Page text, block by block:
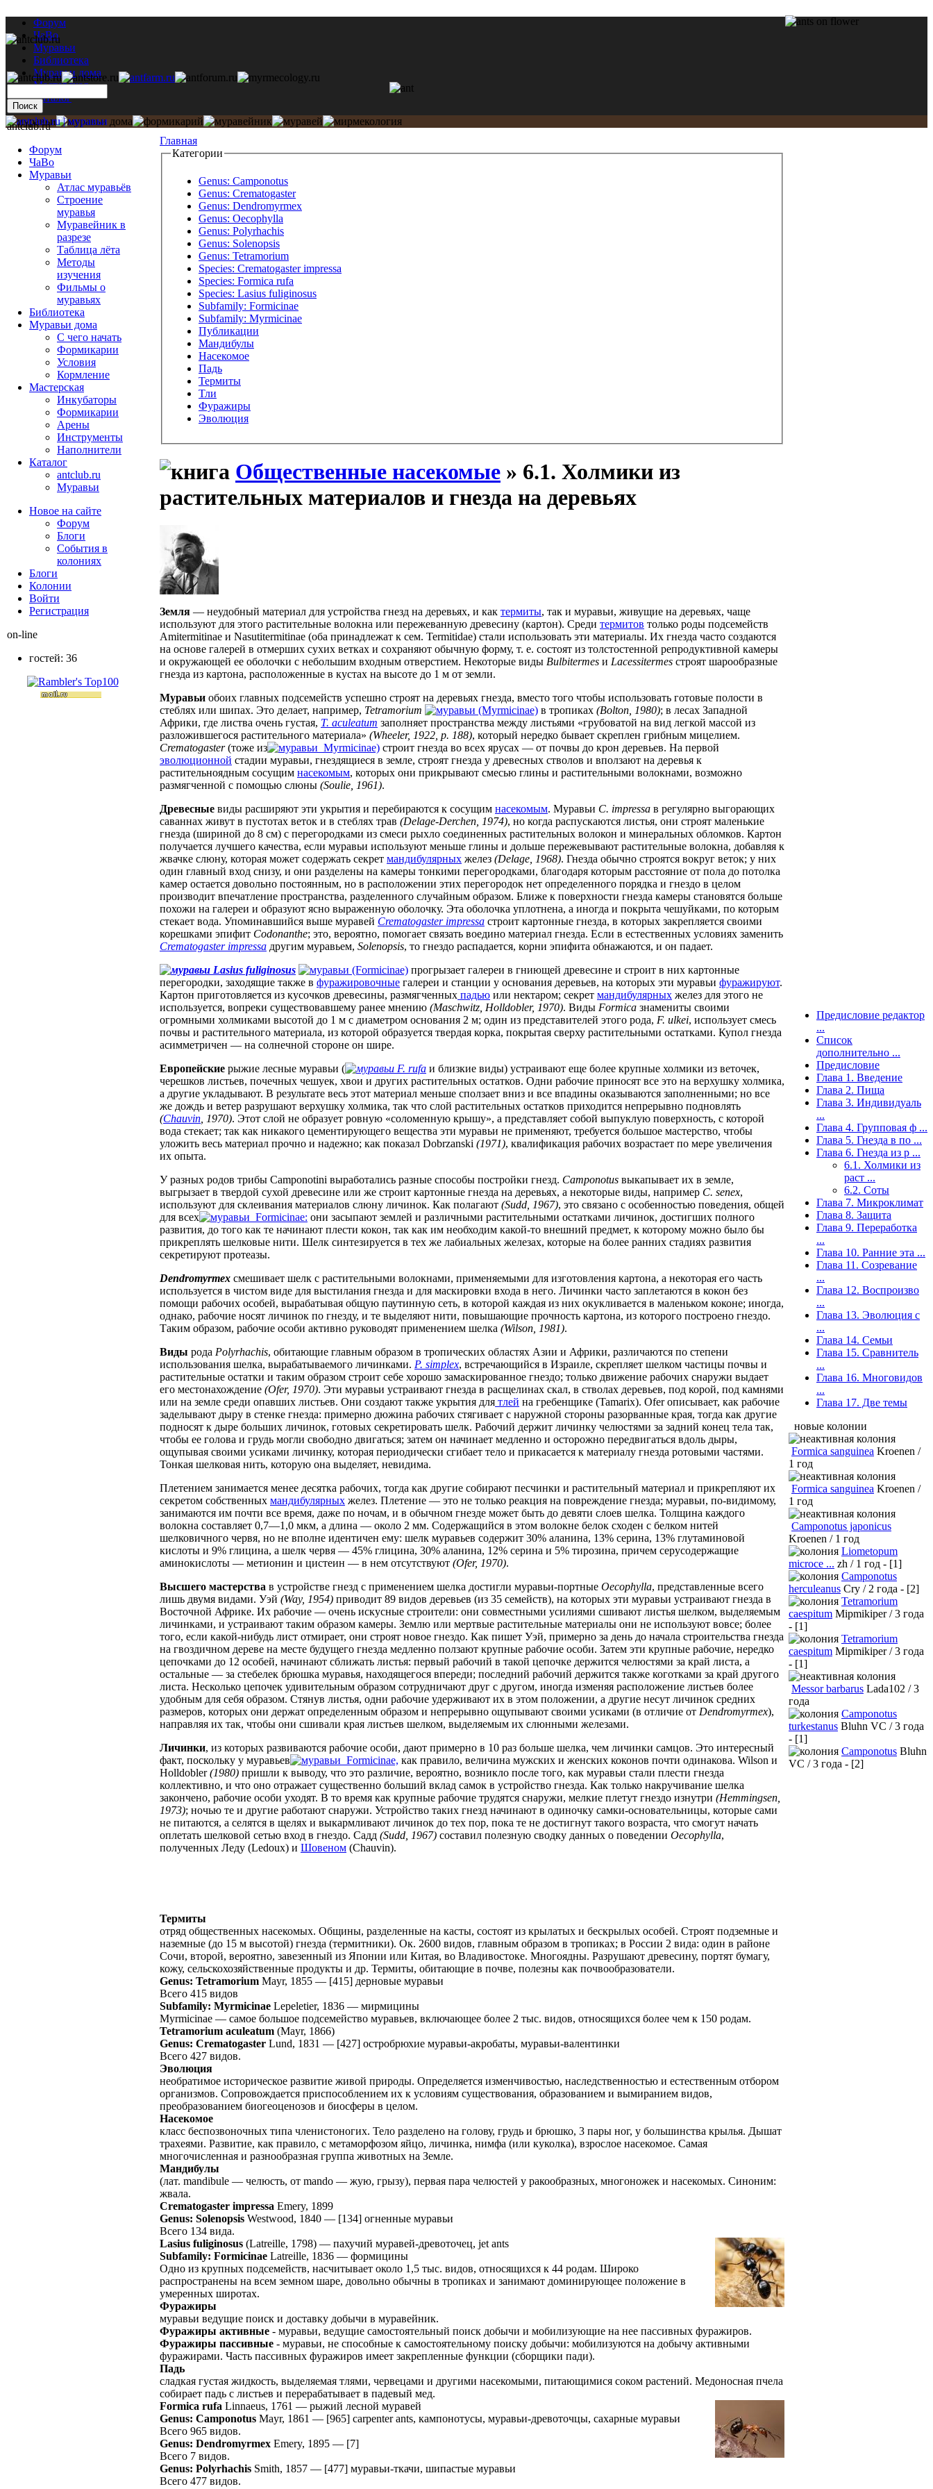
Форум
ЧаВо
Муравьи
Библиотека
Муравьи дома
Мастерская
Каталог
Главная
Категории
Genus: Camponotus
Genus: Crematogaster
Genus: Dendromyrmex
Genus: Oecophylla
Genus: Polyrhachis
Genus: Solenopsis
Genus: Tetramorium
Species: Crematogaster impressa
Species: Formica rufa
Species: Lasius fuliginosus
Subfamily: Formicinae
Subfamily: Myrmicinae
Публикации
Мандибулы
Насекомое
Падь
Термиты
Тли
Фуражиры
Эволюция
Общественные насекомые » 6.1. Холмики из
растительных материалов и гнезда на деревьях
Земля — неудобный материал для устройства гнезд на деревьях, и как термиты, так и муравьи, живущие на деревьях, чаще
используют для этого растительные волокна или пережеванную древесину (картон). Среди термитов только роды подсемейств
Amitermitinae и Nasutitermitinae (оба принадлежат к сем. Termitidae) стали использовать эти материалы. Их гнезда часто создаются
на основе галерей в отмерших сухих ветках и сохраняют обычную форму, т. е. состоят из толстостенной репродуктивной камеры
и окружающей ее оболочки с небольшим входным отверстием. Некоторые виды Bulbitermes и Lacessitermes строят шарообразные
гнезда из картона, расположенные в кустах на высоте до 1 м от земли.
Муравьи обоих главных подсемейств успешно строят на деревьях гнезда, вместо того чтобы использовать готовые полости в
стеблях или шипах. Это делает, например, Tetramorium (Myrmicinae) в тропиках (Bolton, 1980); в лесах Западной
Африки, где листва очень густая, T. aculeatum заполняет пространства между листьями «грубоватой на вид легкой массой из
разложившегося растительного материала» (Wheeler, 1922, р. 188), который нередко бывает скреплен грибным мицелием.
Crematogaster(тоже из Myrmicinae) строит гнезда во всех ярусах — от почвы до крон деревьев. На первой
эволюционной стадии муравьи, гнездящиеся в земле, строят гнезда у древесных стволов и вползают на деревья к
растительноядным сосущим насекомым, которых они прикрывают смесью глины и растительными волокнами, возможно
размягченной с помощью слюны (Soulie, 1961).
Древесные виды расширяют эти укрытия и перебираются к сосущим насекомым. Муравьи C. impressa в регулярно выгорающих
саваннах живут в пустотах веток и в стеблях трав (Delage-Derchen, 1974), но когда распускаются листья, они строят маленькие
гнезда (шириной до 8 см) с перегородками из смеси рыхло соединенных растительных волокон и минеральных обломков. Картон
получается лучшего качества, если муравьи используют меньше глины и дольше пережевывают растительные волокна, добавляя к
жвачке слюну, которая может содержать секрет мандибулярных желез (Delage, 1968). Гнезда обычно строятся вокруг веток; у них
один главный вход снизу, и они разделены на камеры тонкими перегородками, благодаря которым расстояние от пола до потолка
камер остается довольно постоянным, но в расположении этих перегородок нет определенного порядка и гнездо в целом
производит впечатление пространства, разделенного случайным образом. Ближе к поверхности гнезда камеры становятся больше
похожи на галереи и образуют ясно выраженную оболочку. Эта оболочка уплотнена, а иногда и покрыта чешуйками, по которым
стекает вода. Упоминавшийся выше муравей Crematogaster impressa строит картонные гнезда, в которых закрепляется своими
корешками эпифит Codonanthe; это, вероятно, помогает связать воедино материал гнезда. Если в естественных условиях заменить
Crematogaster impressa другим муравьем, Solenopsis, то гнездо распадается, корни эпифита обнажаются, и он падает.
Lasius fuliginosus
(Formicinae) прогрызает галереи в гниющей древесине и строит в них картонные
перегородки, заходящие также в фуражировочные галереи и станции у основания деревьев, на которых эти муравьи фуражируют.
Картон приготовляется из кусочков древесины, размягченных падью или нектаром; секрет мандибулярных желез для этого не
используется, вопреки существовавшему ранее мнению (Maschwitz, Holldobler, 1970). Виды Formica знамениты своими
огромными холмиками высотой до 1 м с диаметром основания 2 м; один из представителей этого рода, F. ulkei, использует смесь
почвы и растительного материала, из которой образуется твердая корка, покрытая сверху растительными остатками. Купол гнезда
асимметричен — на солнечной стороне он шире.
Европейские рыжие лесные муравьи ( F. rufa и близкие виды) устраивают еще более крупные холмики из веточек,
черешков листьев, почечных чешуек, хвои и других растительных остатков. Одни рабочие приносят все это на верхушку холмика,
а другие укладывают. В результате весь этот материал меньше сползает вниз и все впадины оказываются заполненными; но все
же дождь и ветер разрушают верхушку холмика, так что слой растительных остатков приходится непрерывно подновлять
(Chauvin, 1970). Этот слой не образует ровную «соломенную крышу», а представляет собой выпуклую поверхность, с которой
вода стекает; так как никакого цементирующего вещества эти муравьи не применяют, требуется большое мастерство, чтобы
уложить весь материал прочно и надежно; как показал Dobrzanski (1971), квалификация рабочих возрастает по мере увеличения
их опыта.
У разных родов трибы Camponotini выработались разные способы постройки гнезд. Camponotus выкапывает их в земле,
выгрызает в твердой сухой древесине или же строит картонные гнезда на деревьях, а некоторые виды, например C. senex,
используют для склеивания материалов слюну личинок. Как полагают (Sudd, 1967), это связано с особенностью поведения, общей
для всех
Formicinae: они засыпают землей и различными растительными остатками личинок, достигших полного
развития, до того как те начинают плести кокон, так как им необходим какой-то внешний предмет, к которому можно было бы
прикреплять шелковые нити. Шелк синтезируется в тех же лабиальных железах, которые на более ранних стадиях развития
секретируют протеазы.
Dendromyrmex смешивает шелк с растительными волокнами, применяемыми для изготовления картона, а некоторая его часть
используется в чистом виде для выстилания гнезда и для маскировки входа в него. Личинки часто заплетаются в кокон без
помощи рабочих особей, вырабатывая общую паутинную сеть, в которой каждая из них окукливается в маленьком коконе; иногда,
однако, рабочие носят личинок по гнезду, и те выделяют нити, повышающие прочность картона, из которого построено гнездо.
Таким образом, рабочие особи активно руководят применением шелка (Wilson, 1981).
Виды рода Polyrhachis, обитающие главным образом в тропических областях Азии и Африки, различаются по степени
использования шелка, вырабатываемого личинками. P. simplex, встречающийся в Израиле, скрепляет шелком частицы почвы и
растительные остатки и таким образом строит себе хорошо замаскированное гнездо; только движение рабочих снаружи выдает
его местонахождение (Ofer, 1970). Эти муравьи устраивают гнезда в расщелинах скал, в стволах деревьев, под корой, под камнями
или на земле среди опавших листьев. Они создают также укрытия для тлей на гребенщике (Tamarix). Ofer описывает, как рабочие
заделывают дыру в стенке гнезда: примерно дюжина рабочих стягивает с наружной стороны разорванные края, тогда как другие
подносят к дыре больших личинок, готовых секретировать шелк. Рабочий держит личинку челюстями за задний конец тела так,
чтобы ее голова и грудь могли свободно двигаться; затем он начинает медленно и осторожно передвигаться вдоль дыры,
ощупывая своими усиками личинку, которая периодически сгибает тело и прикасается к материалу гнезда ротовыми частями.
Тонкая шелковая нить, которую она выделяет, невидима.
Плетением занимается менее десятка рабочих, тогда как другие собирают песчинки и растительный материал и прикрепляют их
секретом собственных мандибулярных желез. Плетение — это не только реакция на повреждение гнезда; муравьи, по-видимому,
занимаются им почти все время, даже по ночам, и в обычном гнезде может быть до девяти слоев шелка. Толщина каждого
волокна составляет 0,7—1,0 мкм, а длина — около 2 мм. Содержащийся в этом волокне белок сходен с белком нитей
шелковичного червя, но не вполне идентичен ему: шелк муравьев содержит 30% аланина, 13% серина, 13% глутаминовой
кислоты и 9% глицина, а шелк червя — 45% глицина, 30% аланина, 12% серина и 5% тирозина, причем серусодержащие
аминокислоты — метионин и цистеин — в нем отсутствуют (Ofer, 1970).
Высшего мастерства в устройстве гнезд с применением шелка достигли муравьи-портные Oecophylla, представленные всего
лишь двумя видами. Уэй (Way, 1954) приводит 89 видов деревьев (из 35 семейств), на которых эти муравьи устраивают гнезда в
Восточной Африке. Их рабочие — очень искусные строители: они совместными усилиями сшивают листья шелком, выделяемым
личинками, и устраивают таким образом камеры. Землю или мертвые растительные материалы они не используют вовсе; более
того, если какой-нибудь лист отмирает, они строят новое гнездо. Как пишет Уэй, примерно за день до начала строительства гнезда
на гвоздичном дереве на месте будущего гнезда медленно ползают крупные рабочие особи. Затем эти крупные рабочие, нередко
цепочками до 12 особей, начинают сближать листья: первый рабочий в такой цепочке держится челюстями за край листа, а
остальные — за стебелек брюшка муравья, находящегося впереди; последний рабочий держится также коготками за край другого
листа. Несколько цепочек удивительным образом сотрудничают друг с другом, иногда изменяя расположение листьев более
удобным для себя образом. Стянув листья, одни рабочие удерживают их в этом положении, а другие несут личинок средних
размеров, которых они держат определенным образом и непрерывно ощупывают своими усиками (в отличие от Dendromyrmex),
направляя их так, чтобы они сшивали края листьев шелком, выделяемым их слюнными железами.
Личинки, из которых развиваются рабочие особи, дают примерно в 10 раз больше шелка, чем личинки самцов. Это интересный
факт, поскольку у муравьев
Formicinae, как правило, величина мужских и женских коконов почти одинакова. Wilson и
Holldobler(1980) пришли к выводу, что это различие, вероятно, возникло после того, как муравьи стали плести гнезда
коллективно, и что оно отражает существенно больший вклад самок в устройство гнезда. Как только накручивание шелка
закончено, рабочие особи уходят. В то время как крупные рабочие трудятся снаружи, мелкие плетут гнездо изнутри (Hemmingsen,
1973); ночью те и другие работают снаружи. Устройство таких гнезд начинают в одиночку самки-основательницы, которые сами
не питаются, а селятся в щелях и выкармливают личинок до тех пор, пока те не достигнут такого возраста, что смогут начать
оплетать шелковой сетью вход в гнездо. Садд (Sudd, 1967) составил полезную сводку данных о поведении Oecophylla,
полученных Леду (Ledoux) и Шовеном (Chauvin).
Термиты
отряд общественных насекомых. Общины, разделенные на касты, состоят из крылатых и бескрылых особей. Строят подземные и
наземные (до 15 м высотой) гнезда (термитники). Ок. 2600 видов, главным образом в тропиках; в России 2 вида: один в районе
Сочи, второй, вероятно, завезенный из Японии или Китая, во Владивостоке. Многоядны. Разрушают древесину, портят бумагу,
кожу, сельскохозяйственные продукты и др. Термиты, обитающие в почве, полезны как почвообразователи.
Genus: Tetramorium Mayr, 1855 — [415] дерновые муравьи
Всего 415 видов
Subfamily: Myrmicinae Lepeletier, 1836 — мирмицины
Myrmicinae — самое большое подсемейство муравьев, включающее более 2 тыс. видов, относящихся более чем к 150 родам.
Tetramorium aculeatum (Mayr, 1866)
Genus: Crematogaster Lund, 1831 — [427] остробрюхие муравьи-акробаты, муравьи-валентинки
Всего 427 видов.
Эволюция
необратимое историческое развитие живой природы. Определяется изменчивостью, наследственностью и естественным отбором
организмов. Сопровождается приспособлением их к условиям существования, образованием и вымиранием видов,
преобразованием биогеоценозов и биосферы в целом.
Насекомое
класс беспозвоночных типа членистоногих. Тело разделено на голову, грудь и брюшко, 3 пары ног, у большинства крылья. Дышат
трахеями. Развитие, как правило, с метаморфозом яйцо, личинка, нимфа (или куколка), взрослое насекомое. Самая
многочисленная и разнообразная группа животных на Земле.
Мандибулы
(лат. mandibule — челюсть, от mando — жую, грызу), первая пара челюстей у ракообразных, многоножек и насекомых. Синоним:
жвала.
Crematogaster impressa Emery, 1899
Genus: Solenopsis Westwood, 1840 — [134] огненные муравьи
Всего 134 вида.
Lasius fuliginosus (Latreille, 1798) — пахучий муравей-древоточец, jet ants
Subfamily: Formicinae Latreille, 1836 — формицины
Одно из крупных подсемейств, насчитывает около 1,5 тыс. видов, относящихся к 44 родам. Широко
распространены на всем земном шаре, довольно обычны в тропиках и занимают доминирующее положение в
умеренных широтах.
Фуражиры
муравьи ведущие поиск и доставку добычи в муравейник.
Фуражиры активные - муравьи, ведущие самостоятельный поиск добычи и мобилизующие на нее пассивных фуражиров.
Фуражиры пассивные - муравьи, не способные к самостоятельному поиску добычи: мобилизуются на добычу активными
фуражирами. Часть пассивных фуражиров имеет закрепленные функции (сборщики пади).
Падь
сладкая густая жидкость, выделяемая тлями, червецами и другими насекомыми, питающимися соком растений. Медоносная пчела
собирает падь с листьев и перерабатывает в падевый мед.
Formica rufa Linnaeus, 1761 — рыжий лесной муравей
Genus: Camponotus Mayr, 1861 — [965] carpenter ants, кампонотусы, муравьи-древоточцы, сахарные муравьи
Всего 965 видов.
Genus: Dendromyrmex Emery, 1895 — [7]
Всего 7 видов.
Genus: Polyrhachis Smith, 1857 — [477] муравьи-ткачи, шипастые муравьи
Всего 477 видов.
antclub.ru
Форум
ЧаВо
Муравьи
Атлас муравьёв
Строение
муравья
Муравейник в
разрезе
Таблица лёта
Методы
изучения
Фильмы о
муравьях
Библиотека
Муравьи дома
С чего начать
Формикарии
Условия
Кормление
Мастерская
Инкубаторы
Формикарии
Арены
Инструменты
Наполнители
Каталог
antclub.ru
Муравьи
Новое на сайте
Форум
Блоги
События в
колониях
Блоги
Колонии
Войти
Peгиcтpaция
on-line
гостей: 36
Предисловие редактор
...
Список
дополнительно ...
Предисловие
Глава 1. Введение
Глава 2. Пища
Глава 3. Индивидуаль
...
Глава 4. Групповая ф ...
Глава 5. Гнезда в по ...
Глава 6. Гнезда из р ...
6.1. Холмики из
раст ...
6.2. Соты
Глава 7. Микроклимат
Глава 8. Защита
Глава 9. Переработка
...
Глава 10. Ранние эта ...
Глава 11. Созревание
...
Глава 12. Воспроизво
...
Глава 13. Эволюция с
...
Глава 14. Семьи
Глава 15. Сравнитель
...
Глава 16. Многовидов
...
Глава 17. Две темы
новые колонии
Formica sanguinea Kroenen /
1 год
Formica sanguinea Kroenen /
1 год
Camponotus japonicus
Kroenen / 1 год
Liometopum
microce ... zh / 1 год - [1]
Camponotus
herculeanus Cry / 2 года - [2]
Tetramorium
caespitum Mipmikiper / 3 года
- [1]
Tetramorium
caespitum Mipmikiper / 3 года
- [1]
Messor barbarus Lada102 / 3
года
Camponotus
turkestanus Bluhn VC / 3 года
- [1]
Camponotus Bluhn
VC / 3 года - [2]